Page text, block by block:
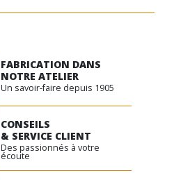
FABRICATION DANS
NOTRE ATELIER
Un savoir-faire depuis 1905
CONSEILS
& SERVICE CLIENT
Des passionnés à votre
écoute